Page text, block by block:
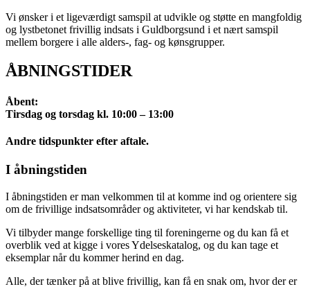
Vi ønsker i et ligeværdigt samspil at udvikle og støtte en mangfoldig
og lystbetonet frivillig indsats i Guldborgsund i et nært samspil
mellem borgere i alle alders-, fag- og kønsgrupper.
ÅBNINGSTIDER
Åbent:
Tirsdag og torsdag kl. 10:00 – 13:00
Andre tidspunkter efter aftale.
I åbningstiden
I åbningstiden er man velkommen til at komme ind og orientere sig
om de frivillige indsatsområder og aktiviteter, vi har kendskab til.
Vi tilbyder mange forskellige ting til foreningerne og du kan få et
overblik ved at kigge i vores Ydelseskatalog, og du kan tage et
eksemplar når du kommer herind en dag.
Alle, der tænker på at blive frivillig, kan få en snak om, hvor der er